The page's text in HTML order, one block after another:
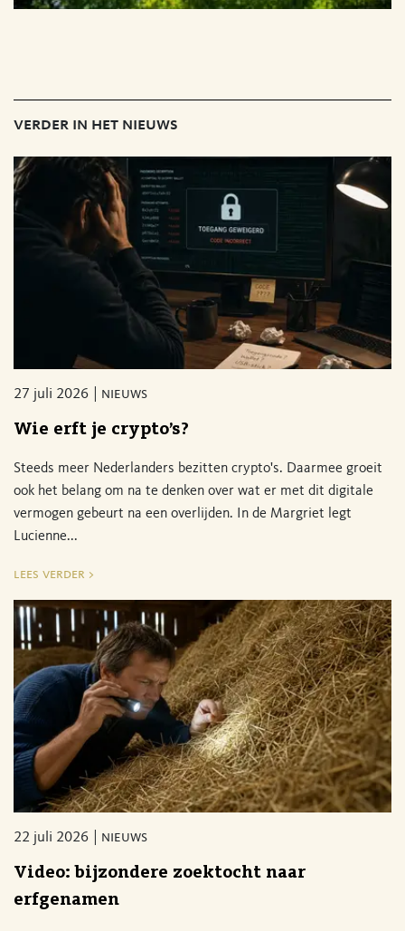
verder in het nieuws
27 juli 2026 nieuws
Wie erft je crypto’s?
Steeds meer Nederlanders bezitten crypto's. Daarmee groeit
ook het belang om na te denken over wat er met dit digitale
vermogen gebeurt na een overlijden. In de Margriet legt
Lucienne...
lees verder >
22 juli 2026 nieuws
Video: bijzondere zoektocht naar
erfgenamen